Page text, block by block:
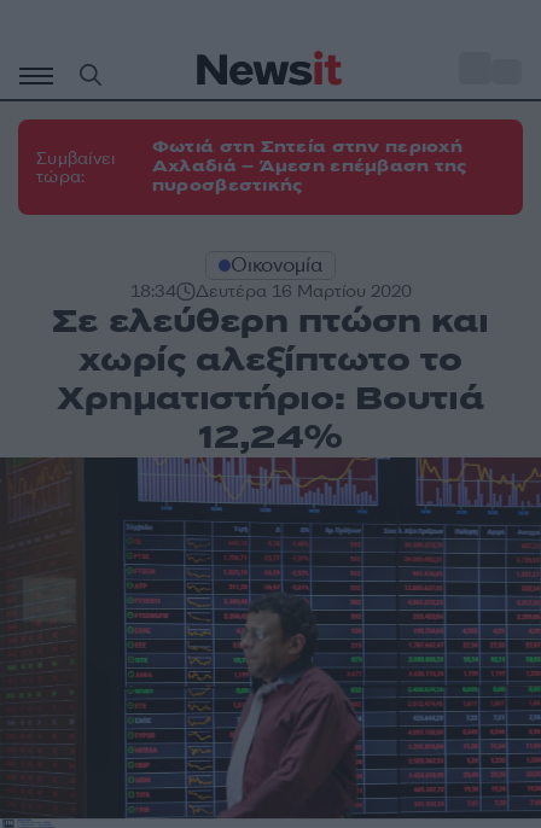
περιεχόμενο
Συμβαίνει
τώρα:
Φωτιά στη Σητεία στην περιοχή
Αχλαδιά – Άμεση επέμβαση της
πυροσβεστικής
Οικονομία
18:34 Δευτέρα 16 Μαρτίου 2020
Σε ελεύθερη πτώση και
χωρίς αλεξίπτωτο το
Χρηματιστήριο: Βουτιά
12,24%